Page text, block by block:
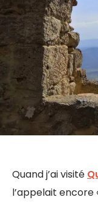
Quand j’ai visité
l’appelait encore